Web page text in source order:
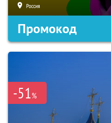
Россия
Промокод
-51%